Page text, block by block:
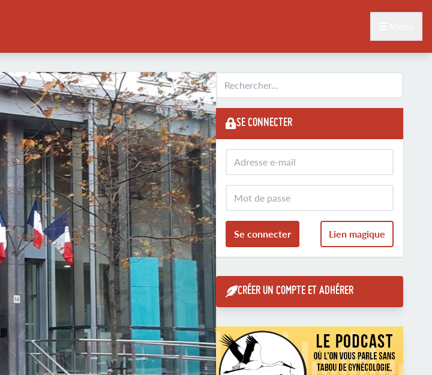
SE CONNECTER
Se connecter Lien magique
CRÉER UN COMPTE ET ADHÉRER